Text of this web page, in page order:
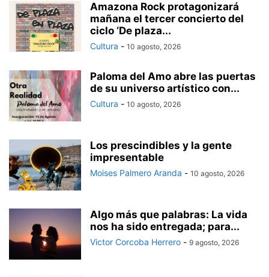
Amazona Rock protagonizará
mañana el tercer concierto del
ciclo ‘De plaza...
Cultura - 10 agosto, 2026
Paloma del Amo abre las puertas
de su universo artístico con...
Cultura - 10 agosto, 2026
Los prescindibles y la gente
impresentable
Moises Palmero Aranda - 10 agosto, 2026
Algo más que palabras: La vida
nos ha sido entregada; para...
Victor Corcoba Herrero - 9 agosto, 2026